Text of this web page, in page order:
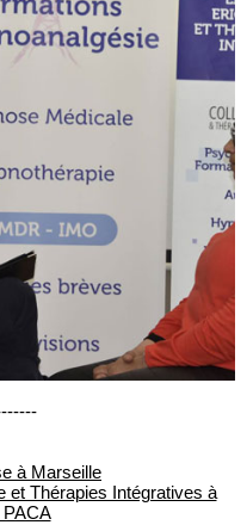
à Marseille
et Thérapies Intégratives à